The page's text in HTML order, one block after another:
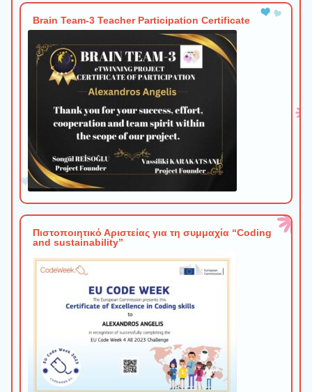
Brain Team-3 Teacher Participation Certificate
Πιστοποιητικό Αριστείας για τη συμμαχία “Coding
and sustainability”